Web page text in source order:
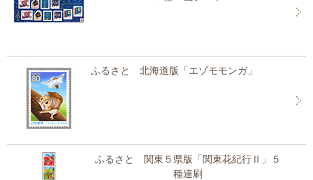
ふるさと 北海道版「エゾモモンガ」
ふるさと 関東５県版「関東花紀行Ⅱ」５
種連刷